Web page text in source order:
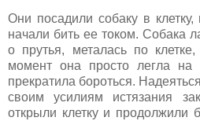
Они посадили собаку в
начали бить ее током. Собака
о прутья, металась по
момент она просто легла на
прекратила бороться.
своим усилиям истязания
открыли клетку и продолжили